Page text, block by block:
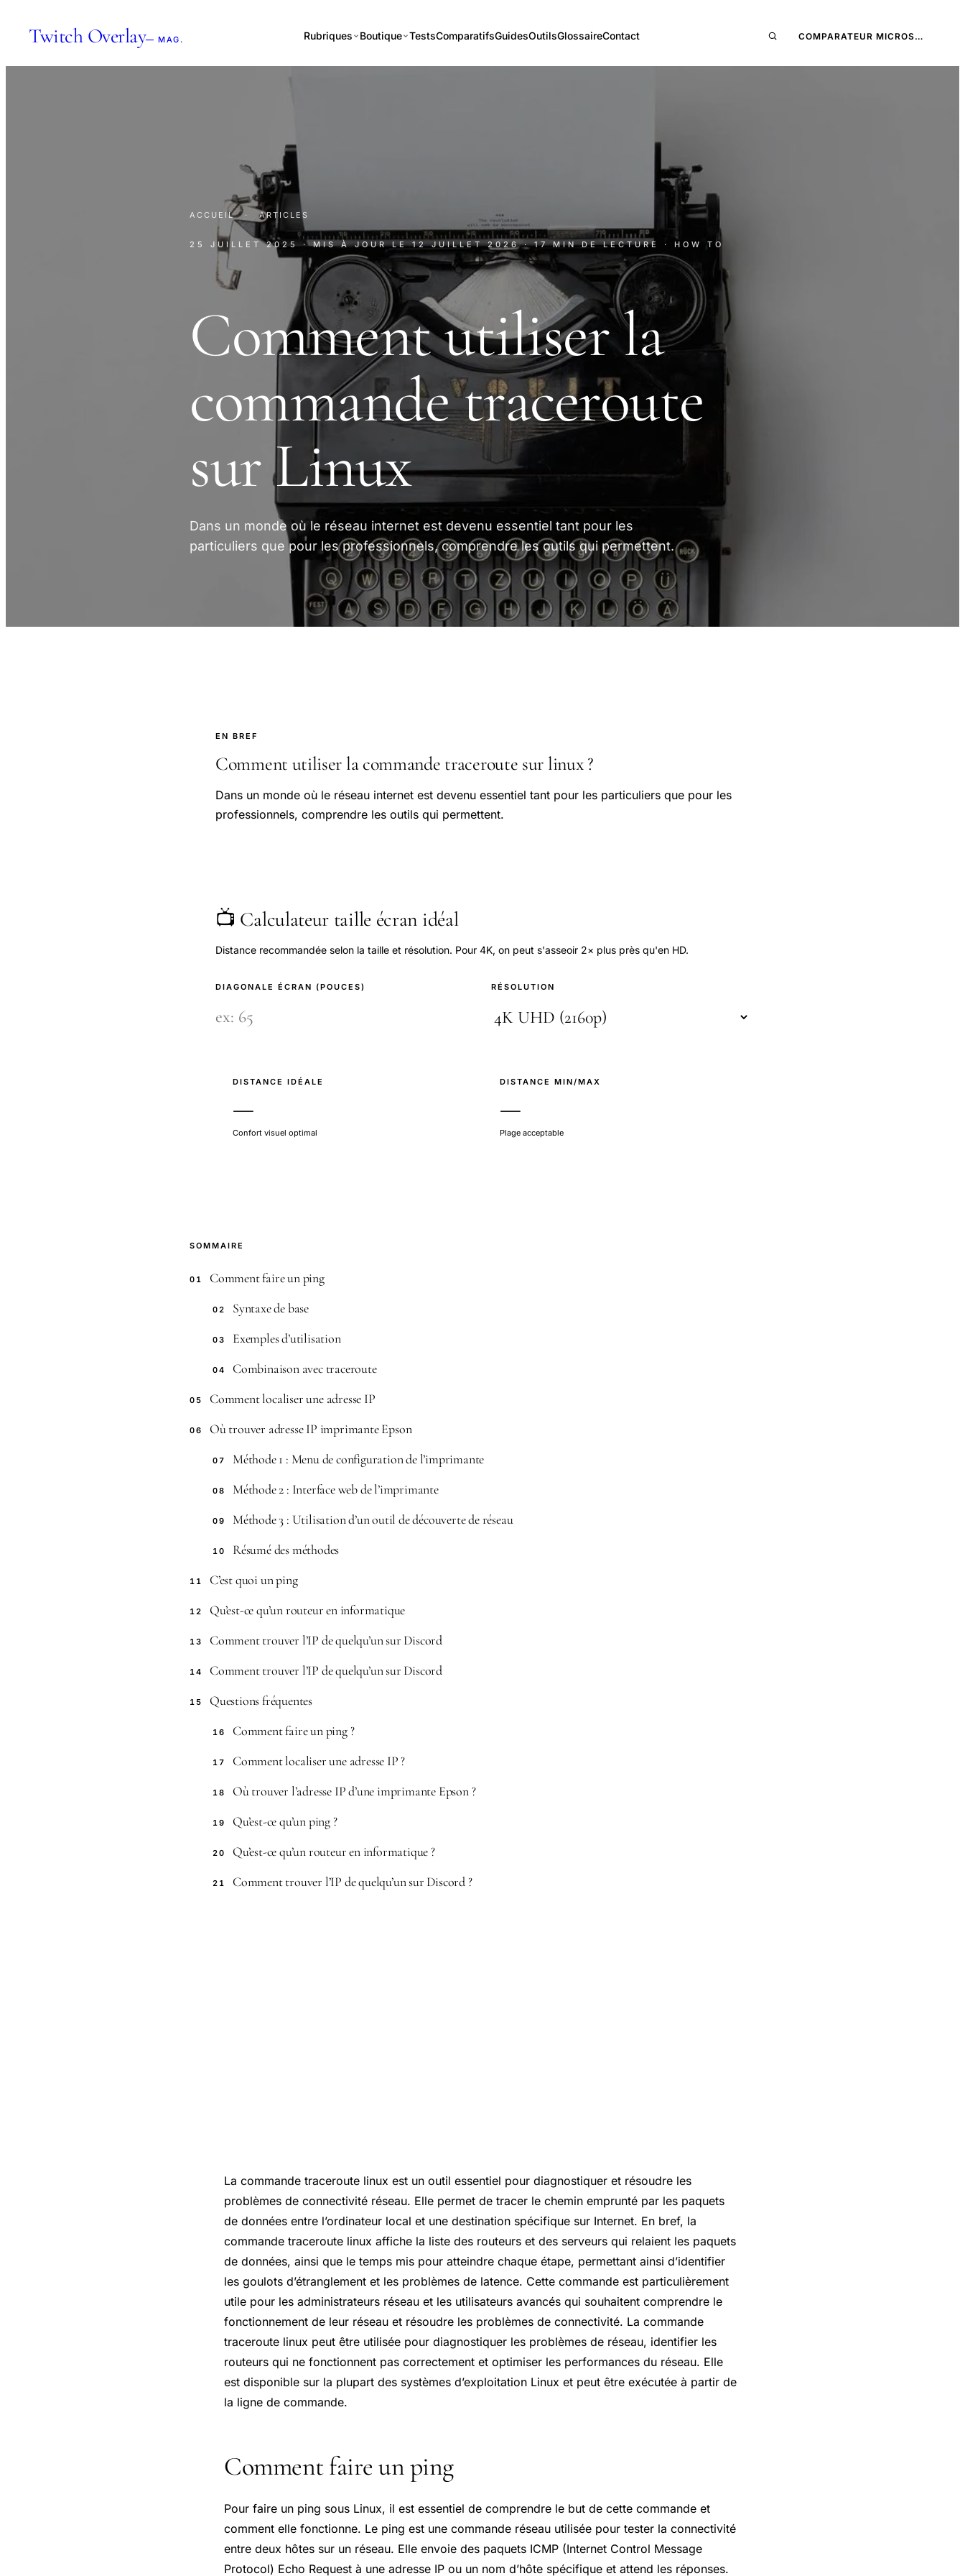
Twitch Overlay— MAG. Rubriques Boutique TestsComparatifsGuidesOutilsGlossaireContact COMPARATEUR MICROS…
ACCUEIL · ARTICLES
25 JUILLET 2025 · MIS À JOUR LE12 JUILLET 2026 · 17 MIN DE LECTURE · HOW TO
Comment utiliser la
commande traceroute
sur Linux
Dans un monde où le réseau internet est devenu essentiel tant pour les
particuliers que pour les professionnels, comprendre les outils qui permettent.
EN BREF
Comment utiliser la commande traceroute sur linux ?
Dans un monde où le réseau internet est devenu essentiel tant pour les particuliers que pour les
professionnels, comprendre les outils qui permettent.
📺 Calculateur taille écran idéal
Distance recommandée selon la taille et résolution. Pour 4K, on peut s'asseoir 2× plus près qu'en HD.
DIAGONALE ÉCRAN (POUCES) RÉSOLUTION
DISTANCE IDÉALE
—
Confort visuel optimal
DISTANCE MIN/MAX
—
Plage acceptable
SOMMAIRE
01 Comment faire un ping
02 Syntaxe de base
03 Exemples d’utilisation
04 Combinaison avec traceroute
05 Comment localiser une adresse IP
06 Où trouver adresse IP imprimante Epson
07 Méthode 1 : Menu de configuration de l’imprimante
08 Méthode 2 : Interface web de l’imprimante
09 Méthode 3 : Utilisation d’un outil de découverte de réseau
10 Résumé des méthodes
11 C’est quoi un ping
12 Qu’est-ce qu’un routeur en informatique
13 Comment trouver l’IP de quelqu’un sur Discord
14 Comment trouver l’IP de quelqu’un sur Discord
15 Questions fréquentes
16 Comment faire un ping ?
17 Comment localiser une adresse IP ?
18 Où trouver l’adresse IP d’une imprimante Epson ?
19 Qu’est-ce qu’un ping ?
20 Qu’est-ce qu’un routeur en informatique ?
21 Comment trouver l’IP de quelqu’un sur Discord ?
La commande traceroute linux est un outil essentiel pour diagnostiquer et résoudre les
problèmes de connectivité réseau. Elle permet de tracer le chemin emprunté par les paquets
de données entre l’ordinateur local et une destination spécifique sur Internet. En bref, la
commande traceroute linux affiche la liste des routeurs et des serveurs qui relaient les paquets
de données, ainsi que le temps mis pour atteindre chaque étape, permettant ainsi d’identifier
les goulots d’étranglement et les problèmes de latence. Cette commande est particulièrement
utile pour les administrateurs réseau et les utilisateurs avancés qui souhaitent comprendre le
fonctionnement de leur réseau et résoudre les problèmes de connectivité. La commande
traceroute linux peut être utilisée pour diagnostiquer les problèmes de réseau, identifier les
routeurs qui ne fonctionnent pas correctement et optimiser les performances du réseau. Elle
est disponible sur la plupart des systèmes d’exploitation Linux et peut être exécutée à partir de
la ligne de commande.
Comment faire un ping
Pour faire un ping sous Linux, il est essentiel de comprendre le but de cette commande et
comment elle fonctionne. Le ping est une commande réseau utilisée pour tester la connectivité
entre deux hôtes sur un réseau. Elle envoie des paquets ICMP (Internet Control Message
Protocol) Echo Request à une adresse IP ou un nom d’hôte spécifique et attend les réponses.